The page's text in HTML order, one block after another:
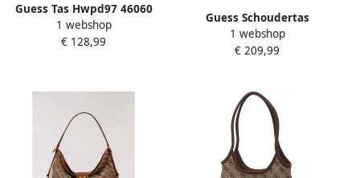
Guess Tas Hwpd97 46060
Ella Logo Lrg Gfriend
1 webshop
€ 128,99
Guess Schoudertas
bg974523belighttuni
1 webshop
€ 209,99